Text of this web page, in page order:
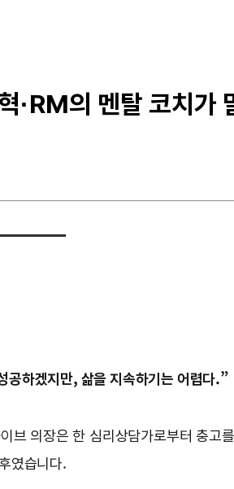
·RM의 멘탈 코치가
공하겠지만, 삶을 지속하기는 어렵다.”
브 의장은 한 심리상담가로부터 충고
였습니다.